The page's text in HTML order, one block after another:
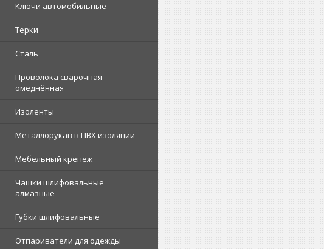
Ключи автомобильные
Терки
Сталь
Проволока сварочная
омеднённая
Изоленты
Металлорукав в ПВХ изоляции
Мебельный крепеж
Чашки шлифовальные
алмазные
Губки шлифовальные
Отпариватели для одежды